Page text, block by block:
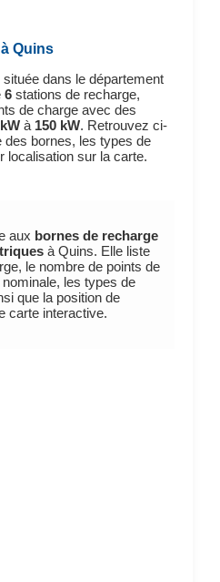
Quins
située dans le département
6stations de recharge,
de charge avec des
à 150 kW. Retrouvez ci-
des bornes, les types de
localisation sur la carte.
aux bornes de recharge
à Quins. Elle liste
le nombre de points de
les types de
que la position de
carte interactive.